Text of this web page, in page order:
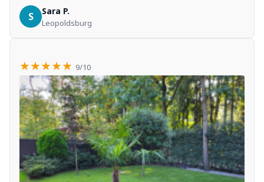
S Sara P.
Leopoldsburg
★★★★★ 9/10